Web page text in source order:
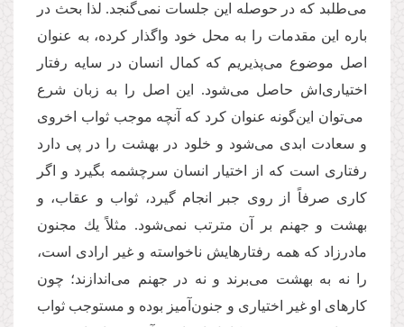
می‌طلبد كه در حوصله این جلسات نمی‌گنجد. لذا بحث در
باره این مقدمات را به محل خود واگذار كرده، به عنوان
اصل موضوع می‌پذیریم که کمال انسان در سایه رفتار
اختیاری‌اش حاصل می‌شود. این اصل را به زبان شرع
می‌توان این‌گونه عنوان كرد كه آنچه موجب ثواب اخروی
و سعادت ابدی می‌شود و خلود در بهشت را در پی دارد
رفتاری است که از اختیار انسان سرچشمه بگیرد و اگر
كاری صرفاً از روی جبر انجام گیرد، ثواب و عقاب، و
بهشت و جهنم بر آن مترتب نمی‌شود. مثلاً یك مجنون
مادرزاد كه همه رفتارهایش ناخواسته و غیر ارادی است،
را نه به بهشت می‌برند و نه در جهنم می‌اندازند؛ چون
كارهای او غیر اختیاری و جنون‌آمیز بوده و مستوجب ثواب